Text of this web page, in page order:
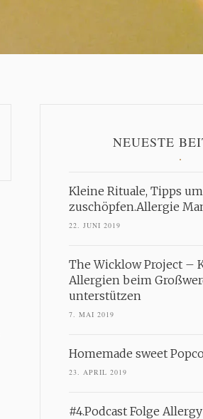
NEUESTE
Kleine Rituale, Tipps
zuschöpfen.Allergie
22. JUNI 2019
The Wicklow Project –
Allergien beim
unterstützen
7. MAI 2019
Homemade sweet
23. APRIL 2019
#4.Podcast Folge